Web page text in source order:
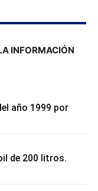
INFORMACIÓN
año 1999 por
de 200 litros.